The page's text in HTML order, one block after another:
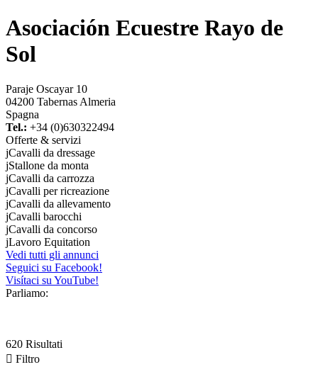
Asociación Ecuestre Rayo de
Sol
Paraje Oscayar 10
04200 Tabernas Almeria
Spagna
Tel.: +34 (0)630322494
Offerte & servizi
jCavalli da dressage
jStallone da monta
jCavalli da carrozza
jCavalli per ricreazione
jCavalli da allevamento
jCavalli barocchi
jCavalli da concorso
jLavoro Equitation
Vedi tutti gli annunci
Seguici su Facebook!
Visítaci su YouTube!
Parliamo:
620 Risultati
 Filtro